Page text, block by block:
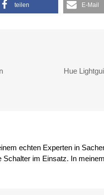
teilen E-Mail
Hue
echten Experten in
im Einsatz. In